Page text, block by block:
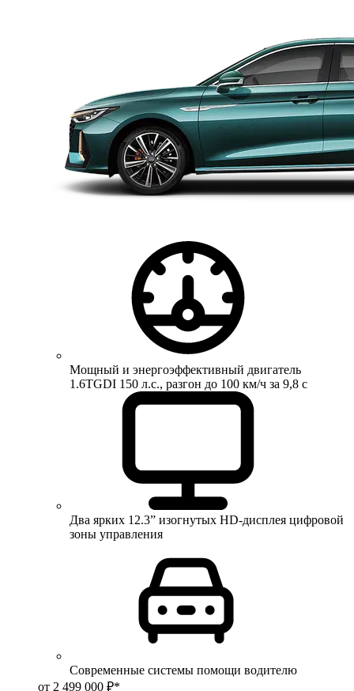
Мощный и энергоэффективный двигатель
1.6TGDI 150 л.с., разгон до 100 км/ч за 9,8 с
Два ярких 12.3” изогнутых HD-дисплея цифровой
зоны управления
Современные системы помощи водителю
от 2 499 000 ₽*